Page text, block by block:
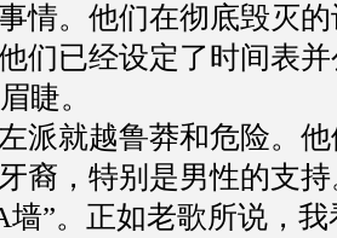
情。他们在彻底毁灭
们已经设定了时间表
睫。
派就越鲁莽和危险。
裔，特别是男性的支
墙”。正如老歌所说，